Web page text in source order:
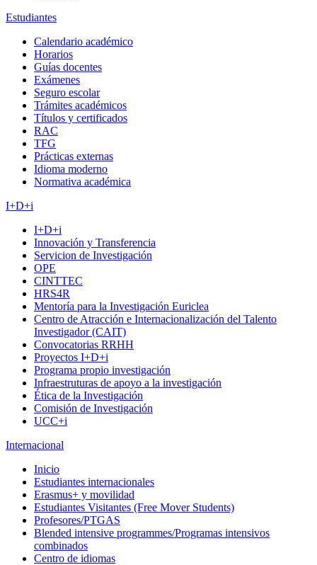
Estudiantes
Calendario académico
Horarios
Guías docentes
Exámenes
Seguro escolar
Trámites académicos
Títulos y certificados
RAC
TFG
Prácticas externas
Idioma moderno
Normativa académica
I+D+i
I+D+i
Innovación y Transferencia
Servicion de Investigación
OPE
CINTTEC
HRS4R
Mentoría para la Investigación Euriclea
Centro de Atracción e Internacionalización del Talento
Investigador (CAIT)
Convocatorias RRHH
Proyectos I+D+i
Programa propio investigación
Infraestruturas de apoyo a la investigación
Ética de la Investigación
Comisión de Investigación
UCC+i
Internacional
Inicio
Estudiantes internacionales
Erasmus+ y movilidad
Estudiantes Visitantes (Free Mover Students)
Profesores/PTGAS
Blended intensive programmes/Programas intensivos
combinados
Centro de idiomas